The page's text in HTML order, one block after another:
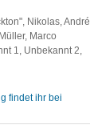
Nikolas, André
Marco
1, Unbekannt 2,
findet ihr bei